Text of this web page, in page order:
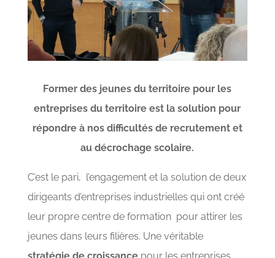
Former des jeunes du territoire pour les
entreprises du territoire est la solution pour
répondre à nos difficultés de recrutement et
au décrochage scolaire.
C’est le pari, l’engagement et la solution de deux
dirigeants d’entreprises industrielles qui ont créé
leur propre centre de formation pour attirer les
jeunes dans leurs filières. Une véritable